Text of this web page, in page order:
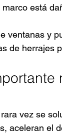
está
ventanas y
de herrajes
vez se
aceleran el